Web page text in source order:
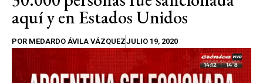
aquí y en Estados Unidos
POR MEDARDO ÁVILA VÁZQUEZJULIO 19, 2020